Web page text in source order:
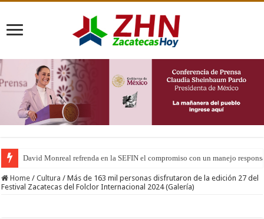
David Monreal refrenda en la SEFIN el compromiso con un manejo
Home / Cultura / Más de 163 mil personas disfrutaron de la edición 27 del
Festival Zacatecas del Folclor Internacional 2024 (Galería)